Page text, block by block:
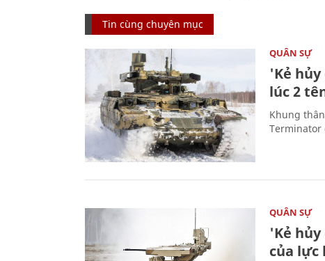
Tin cùng chuyên mục
QUÂN SỰ
'Kẻ
lúc 2
Khung
Terminator
QUÂN SỰ
'Kẻ
của